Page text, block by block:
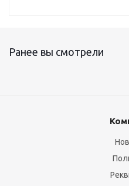
Ранее вы смотрели